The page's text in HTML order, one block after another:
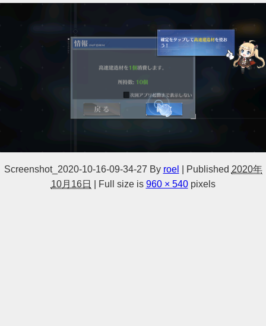
Screenshot_2020-10-16-09-34-27 By roel Published 2020年
10月16日
Full size is 960 × 540pixels